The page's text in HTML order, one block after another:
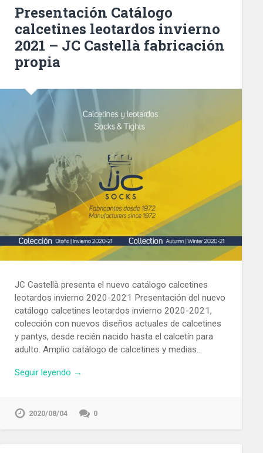
Presentación Catálogo
calcetines leotardos invierno
2021 – JC Castellà fabricación
propia
JC Castellà presenta el nuevo catálogo calcetines
leotardos invierno 2020-2021 Presentación del nuevo
catálogo calcetines leotardos invierno 2020-2021,
colección con nuevos diseños actuales de calcetines
y pantys, desde recién nacido hasta el calcetín para
adulto. Amplio catálogo de calcetines y medias…
Seguir leyendo →
2020/08/04 0